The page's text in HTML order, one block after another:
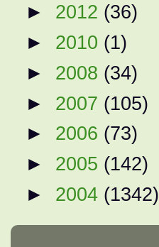
► 2012 (36)
► 2010 (1)
► 2008 (34)
► 2007 (105)
► 2006 (73)
► 2005 (142)
► 2004 (1342)